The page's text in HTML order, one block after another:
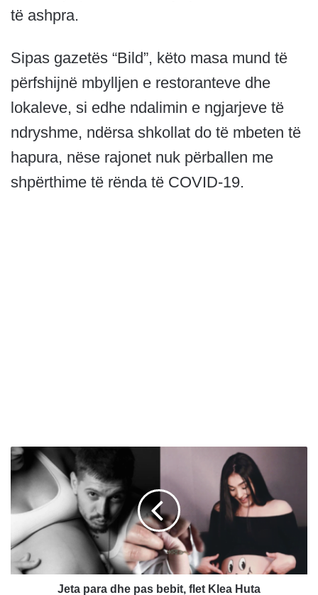
të ashpra.
Sipas gazetës “Bild”, këto masa mund të
përfshijnë mbylljen e restoranteve dhe
lokaleve, si edhe ndalimin e ngjarjeve të
ndryshme, ndërsa shkollat ​​do të mbeten të
hapura, nëse rajonet nuk përballen me
shpërthime të rënda të COVID-19.
J
e
t
p
r
d
Jeta para dhe pas bebit, flet Klea Huta